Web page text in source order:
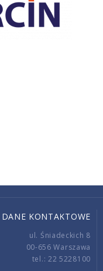
DANE KONTAKTOWE
ul. Śniadeckich 8
00-656 Warszawa
tel.: 22 5228100